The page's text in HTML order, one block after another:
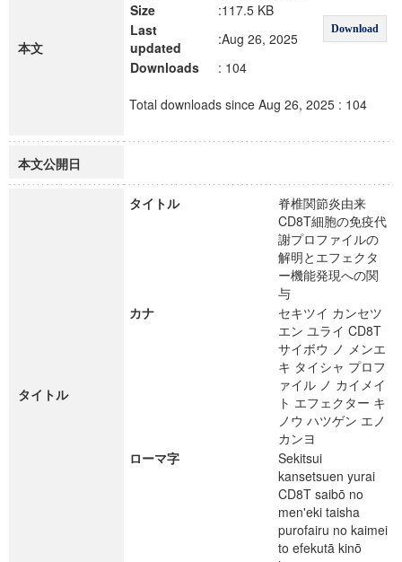
本文
Download
Size
:117.5 KB
Last
updated
:Aug 26, 2025
Downloads
: 104
Total downloads since Aug 26, 2025 : 104
本文公開日
タイトル
タイトル
脊椎関節炎由来
CD8T細胞の免疫代
謝プロファイルの
解明とエフェクタ
ー機能発現への関
与
カナ
セキツイ カンセツ
エン ユライ CD8T
サイボウ ノ メンエ
キ タイシャ プロフ
ァイル ノ カイメイ
ト エフェクター キ
ノウ ハツゲン エノ
カンヨ
ローマ字
Sekitsui
kansetsuen yurai
CD8T saibō no
men'eki taisha
purofairu no kaimei
to efekutā kinō